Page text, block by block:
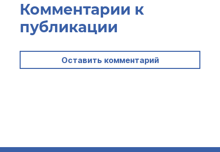
Комментарии к
публикации
Оставить комментарий